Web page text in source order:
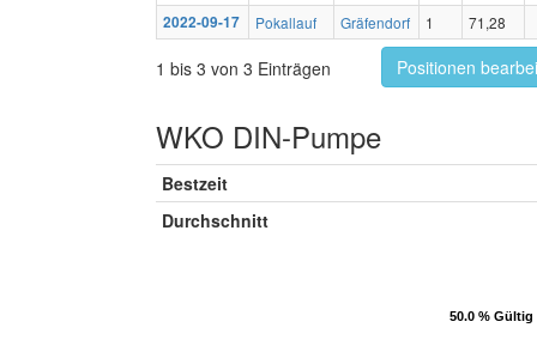
2022-09-17
Pokallauf Gräfendorf 1 71,28
1 bis 3 von 3 Einträgen Positionen
WKO DIN-Pumpe
Bestzeit
Durchschnitt
50.0 % Gültig
50.0 % Gültig